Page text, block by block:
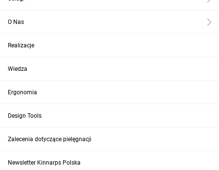
O Nas
Realizacje
Wiedza
Ergonomia
Design Tools
Zalecenia dotyczące pielęgnacji
Newsletter Kinnarps Polska